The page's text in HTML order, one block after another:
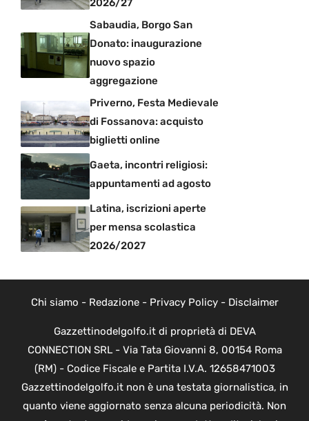
2026/27
Sabaudia, Borgo San
Donato: inaugurazione
nuovo spazio
aggregazione
Priverno, Festa Medievale
di Fossanova: acquisto
biglietti online
Gaeta, incontri religiosi:
appuntamenti ad agosto
Latina, iscrizioni aperte
per mensa scolastica
2026/2027
Chi siamo - Redazione- Privacy Policy- Disclaimer
Gazzettinodelgolfo.it di proprietà di DEVA
CONNECTION SRL - Via Tata Giovanni 8, 00154 Roma
(RM) - Codice Fiscale e Partita I.V.A. 12658471003
Gazzettinodelgolfo.it non è una testata giornalistica, in
quanto viene aggiornato senza alcuna periodicità. Non